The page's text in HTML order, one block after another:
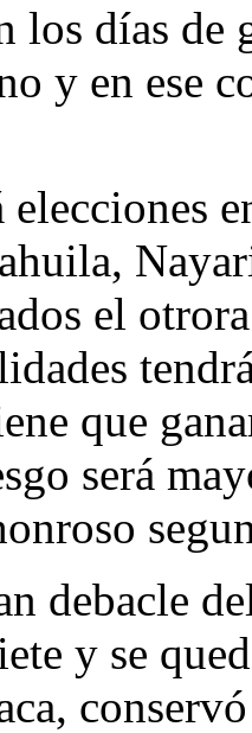
los días
y en ese
el
que
será
debacle
y se